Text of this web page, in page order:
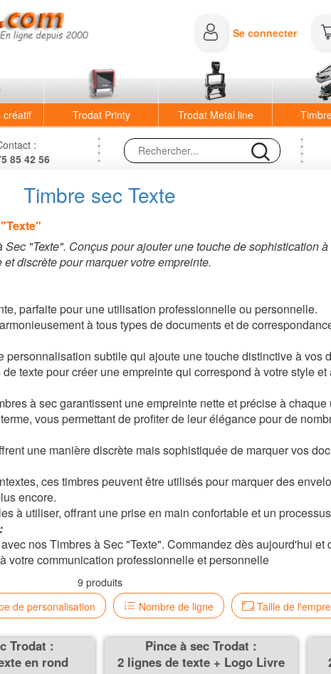
Se connecter
créatif Trodat Printy Trodat Metal line
:
85 42 56
Timbre sec Texte
"Texte". Conçus pour ajouter une touche de sophistication
discrète pour marquer votre empreinte.
parfaite pour une utilisation professionnelle ou personnelle.
à tous types de documents et de
subtile qui ajoute une touche distinctive à vos
pour créer une empreinte qui correspond à votre style et
à sec garantissent une empreinte nette et précise à chaque
vous permettant de profiter de leur élégance pour de
une manière discrète mais sophistiquée de marquer vos
ces timbres peuvent être utilisés pour marquer des
encore.
à utiliser, offrant une prise en main confortable et un
nos Timbres à Sec "Texte". Commandez dès aujourd'hui et
communication professionnelle et personnelle
9 produits
de personalisation Nombre de ligne Taille de
Trodat :
en rond
Pince à sec Trodat :
2 lignes de texte + Logo Livre